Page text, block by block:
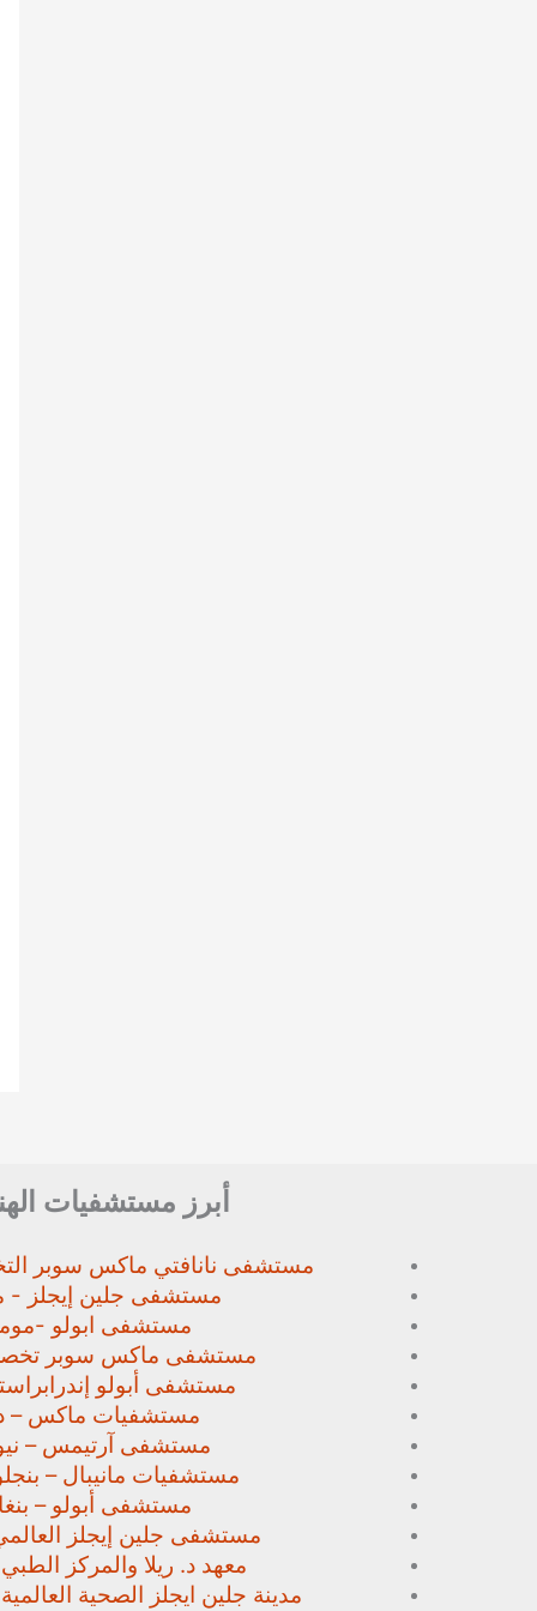
أبرز مستشفيات
مستشفى نانافتي ماكس سوبر
مستشفى جلين إيجلز -
مستشفى ابولو -
مستشفى ماكس سوبر
مستشفى أبولو
مستشفيات ماكس –
مستشفى آرتيمس –
مستشفيات مانيبال –
مستشفى أبولو –
مستشفى جلين إيجلز
معهد د. ريلا والمركز
مدينة جلين ايجلز الصحية